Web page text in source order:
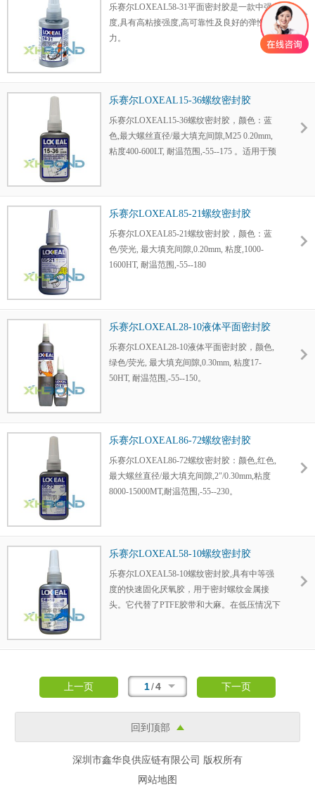
乐赛尔LOXEAL58-31平面密封胶是一款中强
度,具有高粘接强度,高可靠性及良好的弹性能
力。
乐赛尔LOXEAL15-36螺纹密封胶
乐赛尔LOXEAL15-36螺纹密封胶，颜色：蓝
色,最大螺丝直径/最大填充间隙,M25 0.20mm,
粘度400-600LT, 耐温范围,-55--175 。适用于预
乐赛尔LOXEAL85-21螺纹密封胶
乐赛尔LOXEAL85-21螺纹密封胶，颜色：蓝
色/荧光, 最大填充间隙,0.20mm, 粘度,1000-
1600HT, 耐温范围,-55--180
乐赛尔LOXEAL28-10液体平面密封胶
乐赛尔LOXEAL28-10液体平面密封胶，颜色,
绿色/荧光, 最大填充间隙,0.30mm, 粘度17-
50HT, 耐温范围,-55--150。
乐赛尔LOXEAL86-72螺纹密封胶
乐赛尔LOXEAL86-72螺纹密封胶：颜色,红色,
最大螺丝直径/最大填充间隙,2"/0.30mm,粘度
8000-15000MT,耐温范围,-55--230。
乐赛尔LOXEAL58-10螺纹密封胶
乐赛尔LOXEAL58-10螺纹密封胶,具有中等强
度的快速固化厌氧胶，用于密封螺纹金属接
头。它代替了PTFE胶带和大麻。在低压情况下
上一页 1/4 下一页
回到顶部
深圳市鑫华良供应链有限公司 版权所有
网站地图